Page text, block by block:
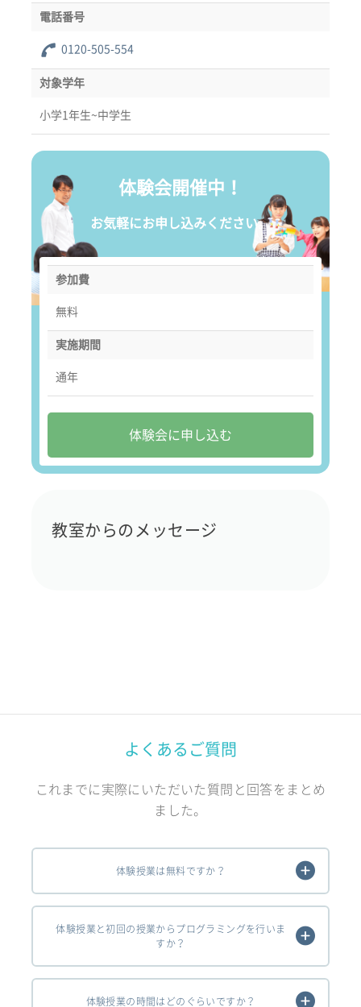
電話番号
0120-505-554
対象学年
小学1年生~中学生
体験会開催中！
お気軽にお申し込みください。
参加費
無料
実施期間
通年
体験会に申し込む
教室からのメッセージ
よくあるご質問
これまでに実際にいただいた質問と回答をまとめ
ました。
体験授業は無料ですか？
体験授業と初回の授業からプログラミングを行いま
すか？
体験授業の時間はどのぐらいですか？